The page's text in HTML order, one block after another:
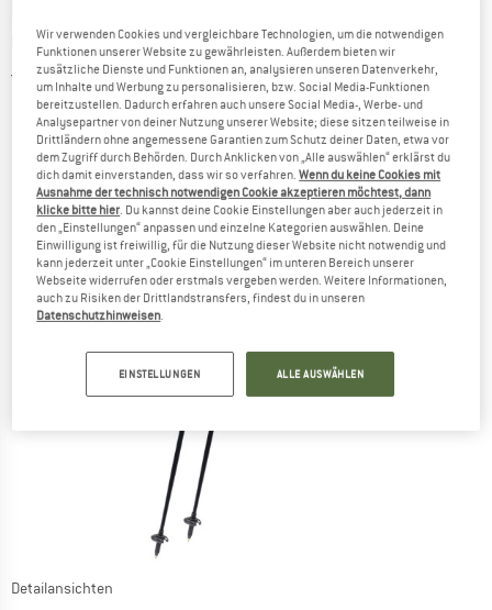
Compact - Trekkingstöcke
5,0(1)
Detailansichten
Wir verwenden Cookies und vergleichbare Technologien, um die notwendigen
Funktionen unserer Website zu gewährleisten. Außerdem bieten wir
zusätzliche Dienste und Funktionen an, analysieren unseren Datenverkehr,
um Inhalte und Werbung zu personalisieren, bzw. Social Media-Funktionen
bereitzustellen. Dadurch erfahren auch unsere Social Media-, Werbe- und
Analysepartner von deiner Nutzung unserer Website; diese sitzen teilweise in
Drittländern ohne angemessene Garantien zum Schutz deiner Daten, etwa vor
dem Zugriff durch Behörden. Durch Anklicken von „Alle auswählen“ erklärst du
dich damit einverstanden, dass wir so verfahren.Wenn du keine Cookies mit
Ausnahme der technisch notwendigen Cookie akzeptieren möchtest, dann
klicke bitte hier. Du kannst deine Cookie Einstellungen aber auch jederzeit in
den „Einstellungen“ anpassen und einzelne Kategorien auswählen. Deine
Einwilligung ist freiwillig, für die Nutzung dieser Website nicht notwendig und
kann jederzeit unter „Cookie Einstellungen“ im unteren Bereich unserer
Webseite widerrufen oder erstmals vergeben werden. Weitere Informationen,
auch zu Risiken der Drittlandstransfers, findest du in unseren
Datenschutzhinweisen.
EINSTELLUNGEN ALLE AUSWÄHLEN